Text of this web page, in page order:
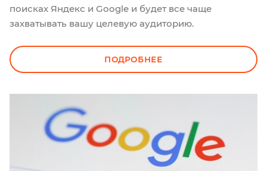
поисках Яндекс и Google и будет все чаще
захватывать вашу целевую аудиторию.
ПОДРОБНЕЕ